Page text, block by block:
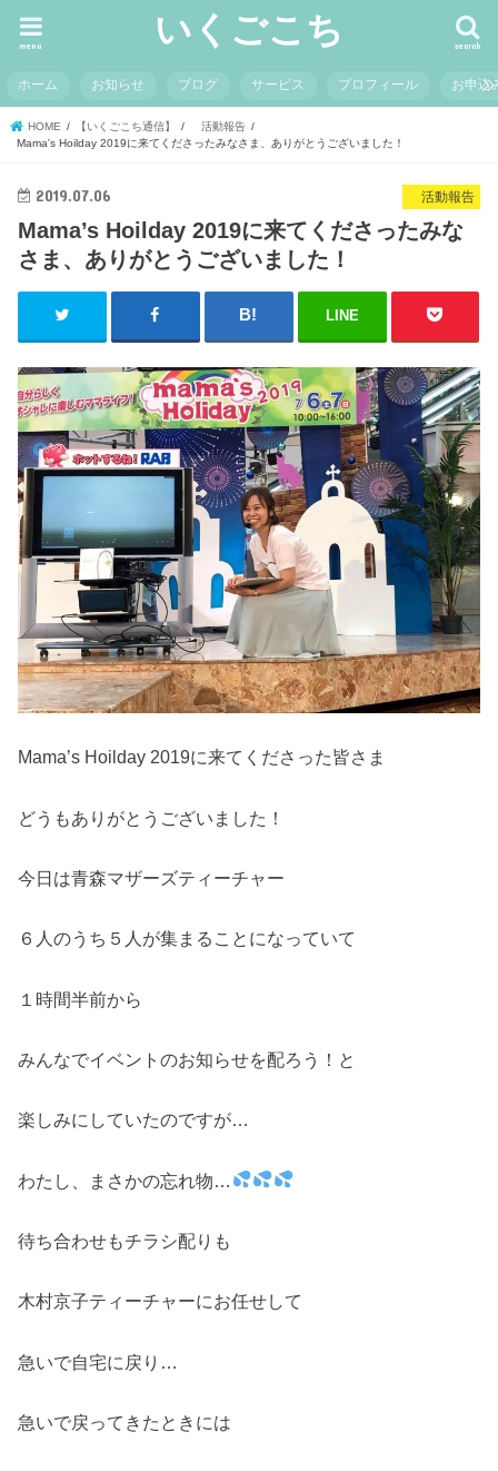
いくごこち search
menu
ホーム お知らせ ブログ サービス プロフィール お申込
HOME 【いくごこち通信】
活動報告
Mama's Hoilday 2019に来てくださったみなさま、ありがとうございました！
活動報告
2019.07.06
Mama’s Hoilday 2019に来てくださったみな
さま、ありがとうございました！
LINE
Mama’s Hoilday 2019に来てくださった皆さま
どうもありがとうございました！
今日は青森マザーズティーチャー
６人のうち５人が集まることになっていて
１時間半前から
みんなでイベントのお知らせを配ろう！と
楽しみにしていたのですが…
わたし、まさかの忘れ物…
待ち合わせもチラシ配りも
木村京子ティーチャーにお任せして
急いで自宅に戻り…
急いで戻ってきたときには